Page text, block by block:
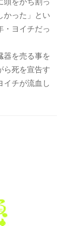
かった」とい
・ヨイチだっ
器を売る事を
ら死を宣告す
イチが流血し